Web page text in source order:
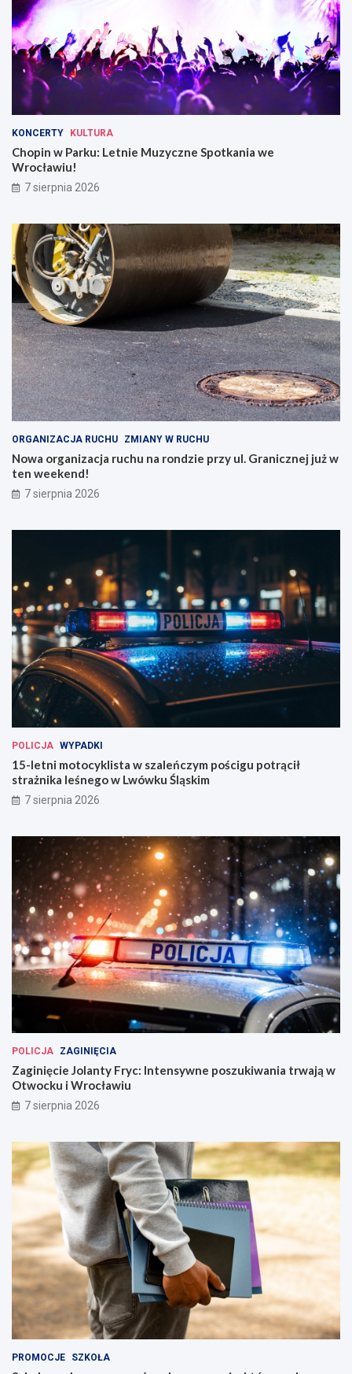
KONCERTY KULTURA
Chopin w Parku: Letnie Muzyczne Spotkania we
Wrocławiu!
7 sierpnia 2026
ORGANIZACJA RUCHU ZMIANY W RUCHU
Nowa organizacja ruchu na rondzie przy ul. Granicznej już w
ten weekend!
7 sierpnia 2026
POLICJA WYPADKI
15-letni motocyklista w szaleńczym pościgu potrącił
strażnika leśnego w Lwówku Śląskim
7 sierpnia 2026
POLICJA ZAGINIĘCIA
Zaginięcie Jolanty Fryc: Intensywne poszukiwania trwają w
Otwocku i Wrocławiu
7 sierpnia 2026
PROMOCJE SZKOŁA